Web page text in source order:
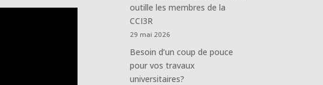
outille les membres de la
CCI3R
29 mai 2026
Besoin d’un coup de pouce
pour vos travaux
universitaires?